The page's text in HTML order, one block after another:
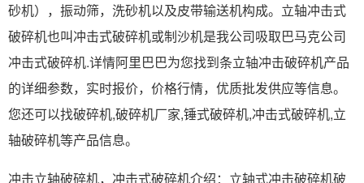
砂机），振动筛，洗砂机以及皮带输送机构成。立轴冲击式
破碎机也叫冲击式破碎机或制沙机是我公司吸取巴马克公司
冲击式破碎机.详情阿里巴巴为您找到条立轴冲击破碎机产品
的详细参数，实时报价，价格行情，优质批发供应等信息。
您还可以找破碎机,破碎机厂家,锤式破碎机,冲击式破碎机,立
轴破碎机等产品信息。
冲击立轴破碎机，冲击式破碎机介绍：立轴式冲击破碎机破